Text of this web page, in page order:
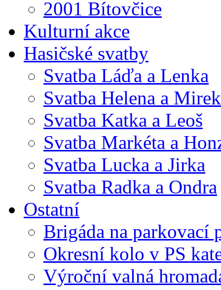
2001 Bítovčice
Kulturní akce
Hasičské svatby
Svatba Láďa a Lenka
Svatba Helena a Mirek
Svatba Katka a Leoš
Svatba Markéta a
Svatba Lucka a Jirka
Svatba Radka a Ondra
Ostatní
Brigáda na parkovací
Okresní kolo v PS
Výroční valná